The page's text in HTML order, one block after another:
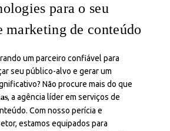
para o seu
marketing de conteúdo
um parceiro confiável para
seu público-alvo e gerar um
Não procure mais do que
, a agência líder em serviços de
Com nosso perícia e
estamos equipados para